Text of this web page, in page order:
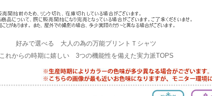
好みで選べる 大人の為の万能プリントＴシャツ
これからの時期に嬉しい 3つの機能性を備えた実力派TOPS